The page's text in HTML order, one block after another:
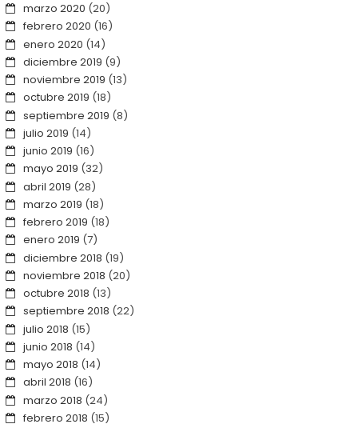
marzo 2020 (20)
febrero 2020 (16)
enero 2020 (14)
diciembre 2019 (9)
noviembre 2019 (13)
octubre 2019 (18)
septiembre 2019 (8)
julio 2019 (14)
junio 2019 (16)
mayo 2019 (32)
abril 2019 (28)
marzo 2019 (18)
febrero 2019 (18)
enero 2019 (7)
diciembre 2018 (19)
noviembre 2018 (20)
octubre 2018 (13)
septiembre 2018 (22)
julio 2018 (15)
junio 2018 (14)
mayo 2018 (14)
abril 2018 (16)
marzo 2018 (24)
febrero 2018 (15)